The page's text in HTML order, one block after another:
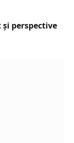
perspective